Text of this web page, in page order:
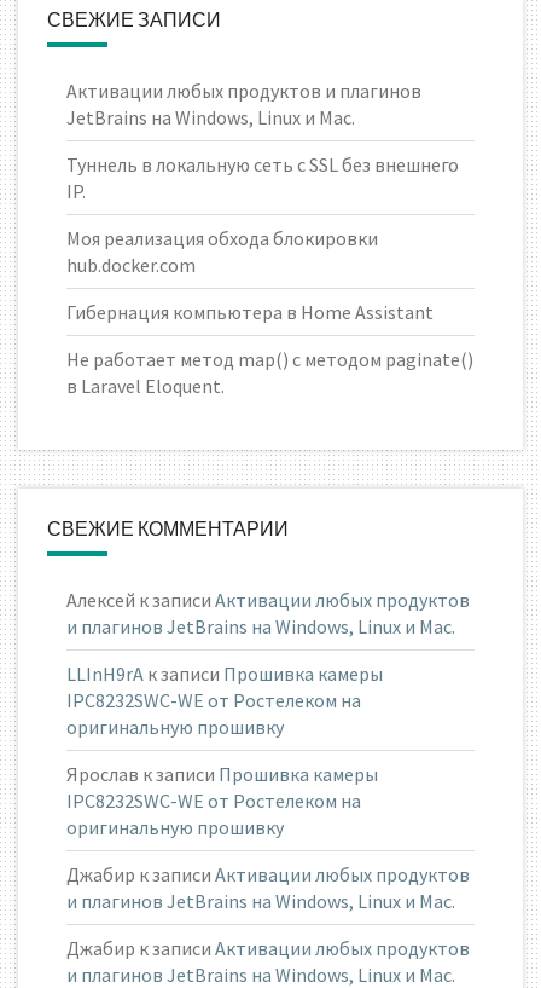
СВЕЖИЕ ЗАПИСИ
Активации любых продуктов и плагинов
JetBrains на Windows, Linux и Mac.
Туннель в локальную сеть с SSL без внешнего
IP.
Моя реализация обхода блокировки
hub.docker.com
Гибернация компьютера в Home Assistant
Не работает метод map() с методом paginate()
в Laravel Eloquent.
СВЕЖИЕ КОММЕНТАРИИ
Алексей к записи Активации любых продуктов
и плагинов JetBrains на Windows, Linux и Mac.
LLInH9rA к записи Прошивка камеры
IPC8232SWC-WE от Ростелеком на
оригинальную прошивку
Ярослав к записи Прошивка камеры
IPC8232SWC-WE от Ростелеком на
оригинальную прошивку
Джабир к записи Активации любых продуктов
и плагинов JetBrains на Windows, Linux и Mac.
Джабир к записи Активации любых продуктов
и плагинов JetBrains на Windows, Linux и Mac.